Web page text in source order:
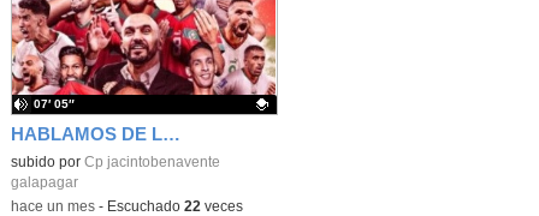
HABLAMOS DE LA SELECCIÓN DE MARRUECOS
Contenido educativo.
subido por Cp jacintobenavente
galapagar
07′ 05″
-hace un mes- Escuchado 22 veces